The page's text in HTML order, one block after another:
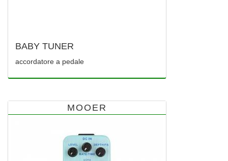
BABY TUNER
accordatore a pedale
MOOER